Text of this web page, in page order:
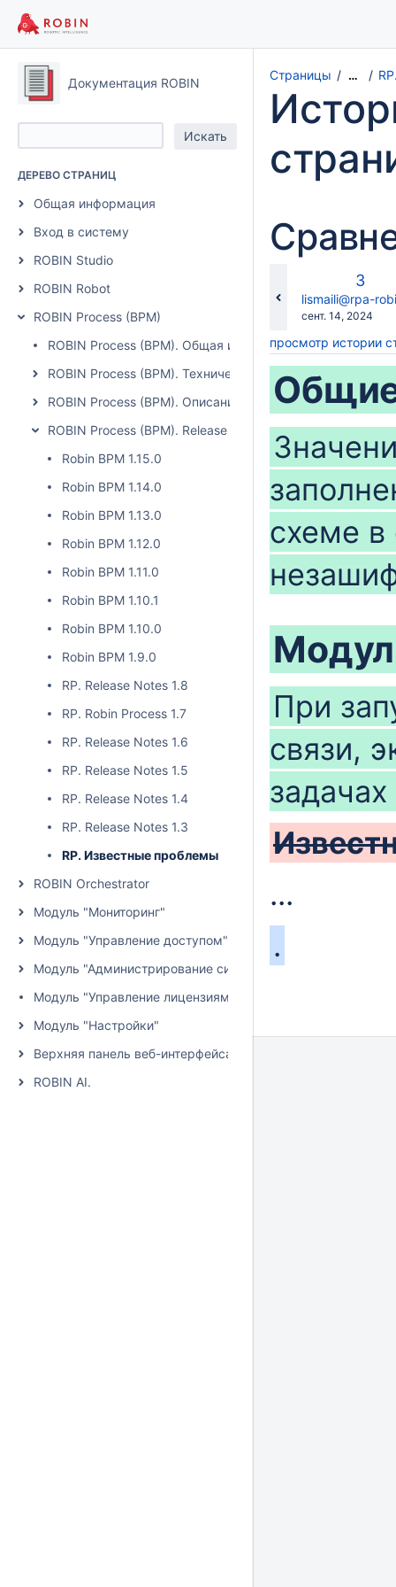
Документация ROBIN
ДЕРЕВО СТРАНИЦ
Общая информация
Вход в систему
ROBIN Studio
ROBIN Robot
ROBIN Process (BPM)
ROBIN Process (BPM). Общая информация
ROBIN Process (BPM). Технические требования,
ROBIN Process (BPM). Описание функциональных
ROBIN Process (BPM). Release Notes
Robin BPM 1.15.0
Robin BPM 1.14.0
Robin BPM 1.13.0
Robin BPM 1.12.0
Robin BPM 1.11.0
Robin BPM 1.10.1
Robin BPM 1.10.0
Robin BPM 1.9.0
RP. Release Notes 1.8
RP. Robin Process 1.7
RP. Release Notes 1.6
RP. Release Notes 1.5
RP. Release Notes 1.4
RP. Release Notes 1.3
RP. Известные проблемы
ROBIN Orchestrator
Модуль "Мониторинг"
Модуль "Управление доступом"
Модуль "Администрирование системы"
Модуль "Управление лицензиями"
Модуль "Настройки"
Верхняя панель веб-интерфейса
ROBIN AI.
Страницы …
3
lismaili@rpa-
Сохранено
сент. 14, 2024
просмотр истории
схеме в
При
связи,
...
.